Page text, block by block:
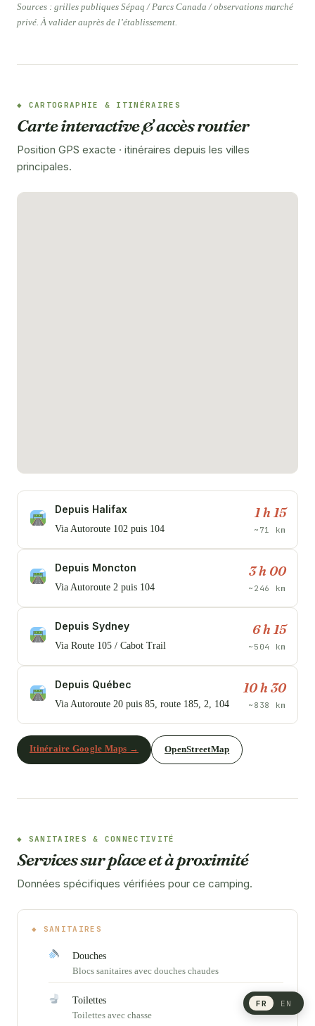
Sources : grilles publiques Sépaq / Parcs Canada / observations marché
privé. À valider auprès de l’établissement.
CARTOGRAPHIE & ITINÉRAIRES
Carte interactive & accès routier
Position GPS exacte · itinéraires depuis les villes
principales.
Depuis Halifax
Via Autoroute 102 puis 104
1 h 15
~71 km
Depuis Moncton
Via Autoroute 2 puis 104
3 h 00
~246 km
Depuis Sydney
Via Route 105 / Cabot Trail
6 h 15
~504 km
Depuis Québec
Via Autoroute 20 puis 85, route 185, 2, 104
10 h 30
~838 km
Itinéraire Google Maps → OpenStreetMap
SANITAIRES & CONNECTIVITÉ
Services sur place et à proximité
Données spécifiques vérifiées pour ce camping.
SANITAIRES
Douches
Blocs sanitaires avec douches chaudes
Toilettes
Toilettes avec chasse
FR EN